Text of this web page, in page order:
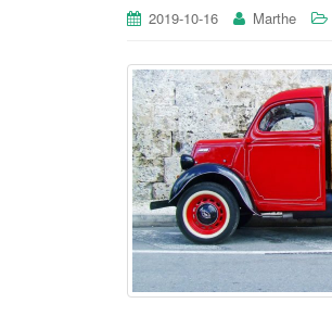
2019-10-16 Marthe